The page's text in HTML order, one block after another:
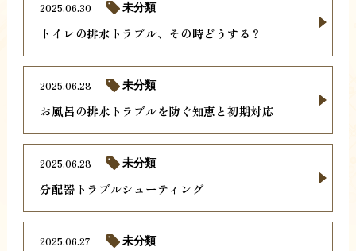
トイレの排水トラブル、その時どうする？
2025.06.30 未分類
お風呂の排水トラブルを防ぐ知恵と初期対応
2025.06.28 未分類
分配器トラブルシューティング
2025.06.28 未分類
2025.06.27 未分類